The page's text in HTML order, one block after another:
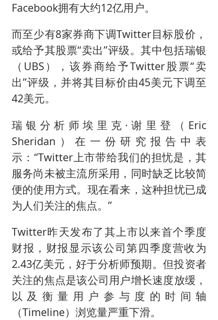
Facebook拥有大约12亿用户。
而至少有8家券商下调Twitter目标股价，
或给予其股票“卖出”评级。其中包括瑞银
（UBS），该券商给予Twitter股票“卖
出”评级，并将其目标价由45美元下调至
42美元。
瑞银分析师埃里克·谢里登（Eric
Sheridan）在一份研究报告中表
示：“Twitter上市带给我们的担忧是，其
服务尚未被主流所采用，同时缺乏比较简
便的使用方式。现在看来，这种担忧已成
为人们关注的焦点。”
Twitter昨天发布了其上市以来首个季度
财报，财报显示该公司第四季度营收为
2.43亿美元，好于分析师预期。但投资者
关注的焦点是该公司用户增长速度放缓，
以及衡量用户参与度的时间轴
（Timeline）浏览量严重下滑。